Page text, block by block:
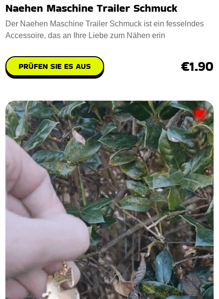
Naehen Maschine Trailer Schmuck
Der Naehen Maschine Trailer Schmuck ist ein fesselndes
Accessoire, das an Ihre Liebe zum Nähen erin
PRÜFEN SIE ES AUS €1.90